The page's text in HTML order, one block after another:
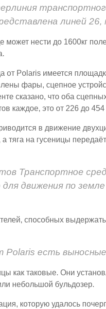
линей 26,
нести до 1600кг
от Polaris имеется
фары, сцепное
сказано, что оба
каждое, это от 226 до
в движение
тяга на гусеницы
Транспортное
движения по
способных
есть выносные
как таковые. Они
небольшой бульдозер.
которую удалось